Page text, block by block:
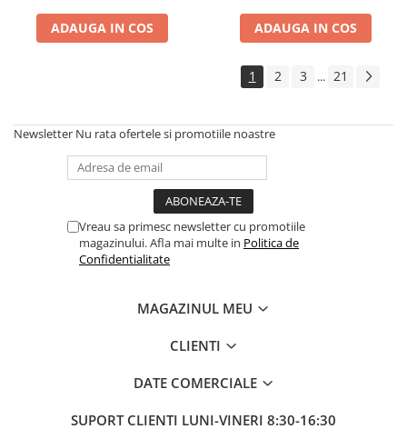
ADAUGA IN COS ADAUGA IN COS
1 2 3 ... 21
Newsletter Nu rata ofertele si promotiile noastre
Vreau sa primesc newsletter cu promotiile
magazinului. Afla mai multe in Politica de
Confidentialitate
MAGAZINUL MEU
CLIENTI
DATE COMERCIALE
SUPORT CLIENTI LUNI-VINERI 8:30-16:30